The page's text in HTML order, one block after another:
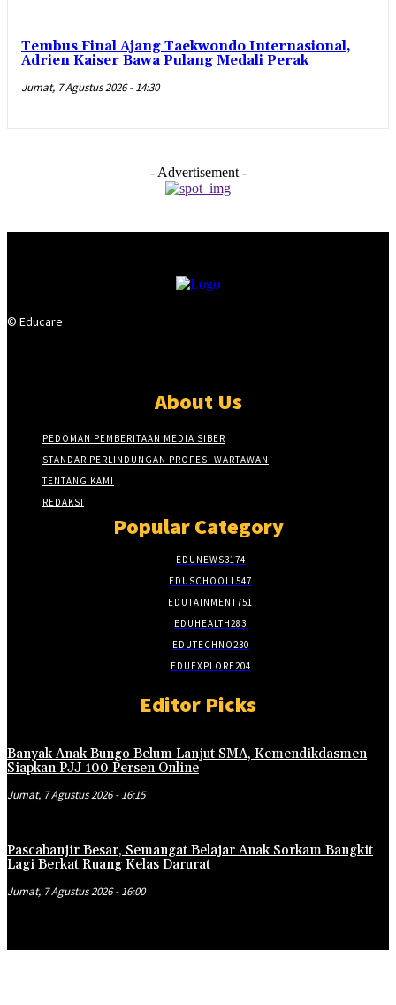
Tembus Final Ajang Taekwondo Internasional,
Adrien Kaiser Bawa Pulang Medali Perak
Jumat, 7 Agustus 2026 - 14:30
- Advertisement -
© Educare
About Us
PEDOMAN PEMBERITAAN MEDIA SIBER
STANDAR PERLINDUNGAN PROFESI WARTAWAN
TENTANG KAMI
REDAKSI
Popular Category
EDUNEWS3174
EDUSCHOOL1547
EDUTAINMENT751
EDUHEALTH283
EDUTECHNO230
EDUEXPLORE204
Editor Picks
Banyak Anak Bungo Belum Lanjut SMA, Kemendikdasmen
Siapkan PJJ 100 Persen Online
Jumat, 7 Agustus 2026 - 16:15
Pascabanjir Besar, Semangat Belajar Anak Sorkam Bangkit
Lagi Berkat Ruang Kelas Darurat
Jumat, 7 Agustus 2026 - 16:00